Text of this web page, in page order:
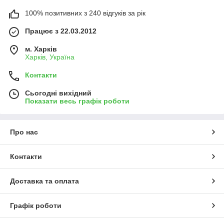
100% позитивних з 240 відгуків за рік
Працює з 22.03.2012
м. Харків
Харків, Україна
Контакти
Сьогодні вихідний
Показати весь графік роботи
Про нас
Контакти
Доставка та оплата
Графік роботи